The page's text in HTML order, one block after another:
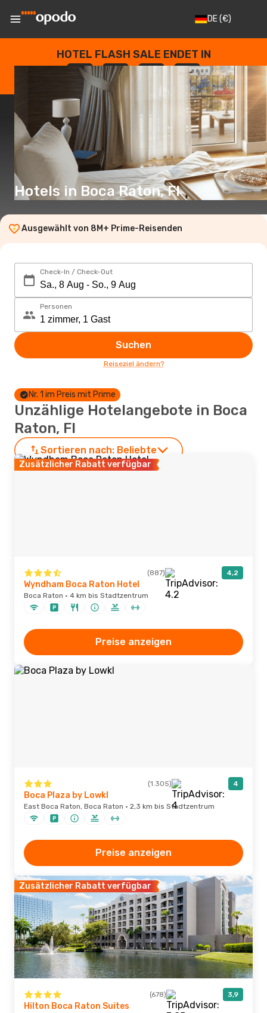
DE(€)
HOTEL FLASH SALE ENDET IN
--
TAGE
: --
STUNDEN
: --
SEKUNDEN
Hotels in Boca Raton, Fl
Ausgewählt von 8M+ Prime-Reisenden
Check-In / Check-Out
Personen
Suchen
Reiseziel ändern?
Nr. 1 im Preis mit Prime
Unzählige Hotelangebote in Boca
Raton, Fl
Sortieren nach: Beliebte
Zusätzlicher Rabatt verfügbar
(887) 4,2
Wyndham Boca Raton Hotel
Boca Raton · 4 km bis Stadtzentrum
Preise anzeigen
(1.305) 4
Boca Plaza by Lowkl
East Boca Raton, Boca Raton · 2,3 km bis Stadtzentrum
Preise anzeigen
Zusätzlicher Rabatt verfügbar
(678) 3,9
Hilton Boca Raton Suites